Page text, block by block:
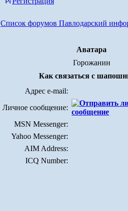
Список форумов Павлодарский
Аватара
Горожанин
Как связаться с
Адрес e-mail:
Личное сообщение:
MSN Messenger:
Yahoo Messenger:
AIM Address:
ICQ Number: